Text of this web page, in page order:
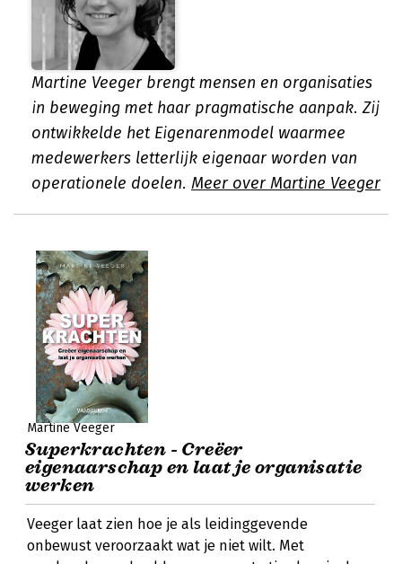
Martine Veeger brengt mensen en organisaties
in beweging met haar pragmatische aanpak. Zij
ontwikkelde het Eigenarenmodel waarmee
medewerkers letterlijk eigenaar worden van
operationele doelen. Meer over Martine Veeger
Martine Veeger
Superkrachten - Creëer
eigenaarschap en laat je organisatie
werken
Veeger laat zien hoe je als leidinggevende
onbewust veroorzaakt wat je niet wilt. Met